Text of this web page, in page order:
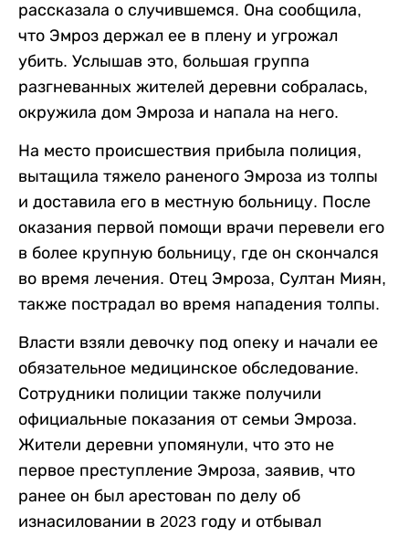
рассказала о случившемся. Она сообщила,
что Эмроз держал ее в плену и угрожал
убить. Услышав это, большая группа
разгневанных жителей деревни собралась,
окружила дом Эмроза и напала на него.
На место происшествия прибыла полиция,
вытащила тяжело раненого Эмроза из толпы
и доставила его в местную больницу. После
оказания первой помощи врачи перевели его
в более крупную больницу, где он скончался
во время лечения. Отец Эмроза, Султан Миян,
также пострадал во время нападения толпы.
Власти взяли девочку под опеку и начали ее
обязательное медицинское обследование.
Сотрудники полиции также получили
официальные показания от семьи Эмроза.
Жители деревни упомянули, что это не
первое преступление Эмроза, заявив, что
ранее он был арестован по делу об
изнасиловании в 2023 году и отбывал